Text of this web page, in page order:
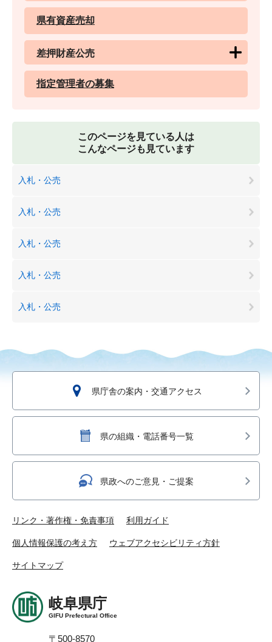
県有資産売却
差押財産公売
指定管理者の募集
このページを見ている人は
こんなページも見ています
入札・公売
入札・公売
入札・公売
入札・公売
入札・公売
県庁舎の案内・交通アクセス
県の組織・電話番号一覧
県政へのご意見・ご提案
リンク・著作権・免責事項 利用ガイド
個人情報保護の考え方 ウェブアクセシビリティ方針
サイトマップ
岐阜県庁
GIFU Prefectural Office
〒500-8570